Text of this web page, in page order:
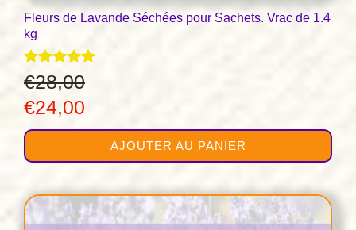
Fleurs de Lavande Séchées pour Sachets. Vrac de 1.4
kg
Note
4.96
sur 5
€28,00
Le
prix
initial
€28,00.
€24,00
prix
actuel
€24,00.
AJOUTER AU PANIER